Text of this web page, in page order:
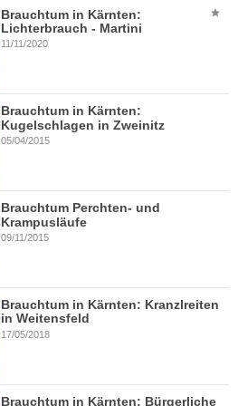
Brauchtum in Kärnten:
Lichterbrauch - Martini
11/11/2020
Brauchtum in Kärnten:
Kugelschlagen in Zweinitz
05/04/2015
Brauchtum Perchten- und
Krampusläufe
09/11/2015
Brauchtum in Kärnten: Kranzlreiten
in Weitensfeld
17/05/2018
Brauchtum in Kärnten: Bürgerliche